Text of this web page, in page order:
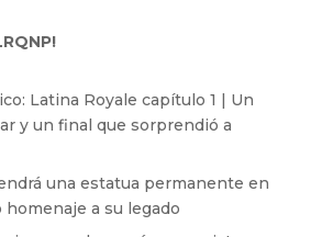
Latina Royale capítulo 1 | Un
y un final que sorprendió a
una estatua permanente en
a su legado